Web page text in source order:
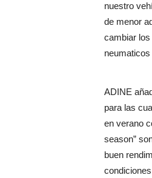
nuestro
de menor
cambiar
neumaticos
ADINE
para las
en verano
season”
buen